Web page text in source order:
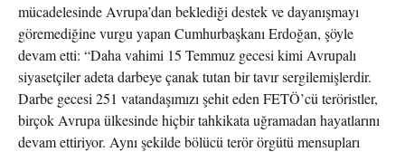
mücadelesinde Avrupa’dan beklediği destek ve dayanışmayı
göremediğine vurgu yapan Cumhurbaşkanı Erdoğan, şöyle
devam etti: “Daha vahimi 15 Temmuz gecesi kimi Avrupalı
siyasetçiler adeta darbeye çanak tutan bir tavır sergilemişlerdir.
Darbe gecesi 251 vatandaşımızı şehit eden FETÖ’cü teröristler,
birçok Avrupa ülkesinde hiçbir tahkikata uğramadan hayatlarını
devam ettiriyor. Aynı şekilde bölücü terör örgütü mensupları